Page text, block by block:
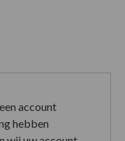
account
hebben